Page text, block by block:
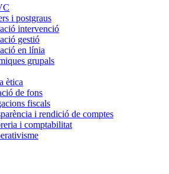
i postgraus
intervenció
gestió
en línia
grupals
ètica
de fons
fiscals
i rendició de comptes
i comptabilitat